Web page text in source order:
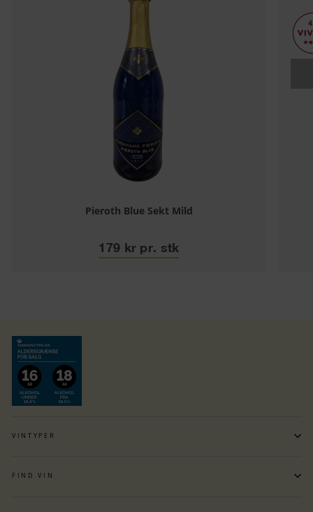
Pieroth Blue Sekt Mild
179 kr pr. stk
VINTYPER
FIND VIN